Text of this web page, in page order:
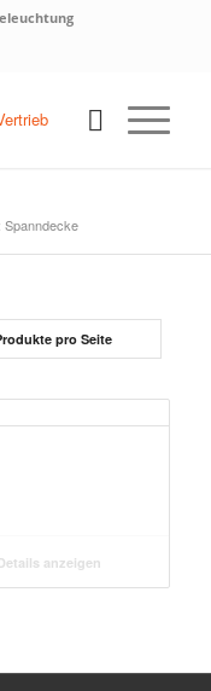
Spanndecke
pro Seite
anzeigen